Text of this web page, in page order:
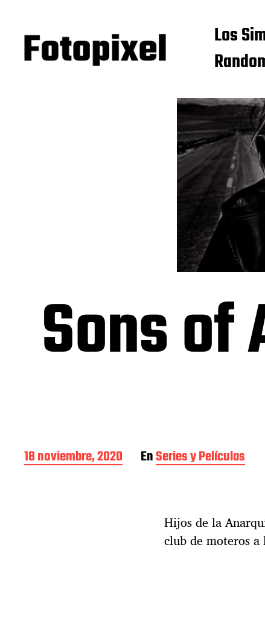
Los
Sons of
F
e
18 noviembre, 2020 EnSeries y Películas
Hijos de la
club de moteros a